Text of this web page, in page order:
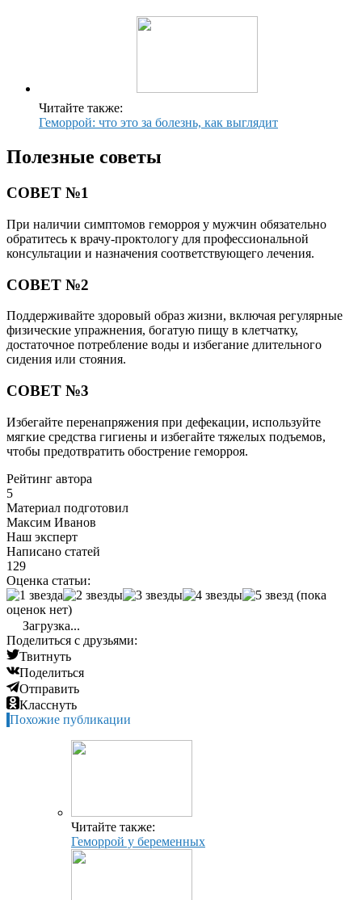
Читайте также:
Геморрой: что это за болезнь, как выглядит
Полезные советы
СОВЕТ №1
При наличии симптомов геморроя у мужчин обязательно
обратитесь к врачу-проктологу для профессиональной
консультации и назначения соответствующего лечения.
СОВЕТ №2
Поддерживайте здоровый образ жизни, включая регулярные
физические упражнения, богатую пищу в клетчатку,
достаточное потребление воды и избегание длительного
сидения или стояния.
СОВЕТ №3
Избегайте перенапряжения при дефекации, используйте
мягкие средства гигиены и избегайте тяжелых подъемов,
чтобы предотвратить обострение геморроя.
Рейтинг автора
5
Материал подготовил
Максим Иванов
Наш эксперт
Написано статей
129
Оценка статьи:
(пока
оценок нет)
Загрузка...
Поделиться с друзьями:
Твитнуть
Поделиться
Отправить
Класснуть
Похожие публикации
Читайте также:
Геморрой у беременных